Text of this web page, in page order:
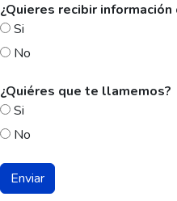
¿Quieres recibir
Si
No
¿Quiéres que te llamemos?
Si
No